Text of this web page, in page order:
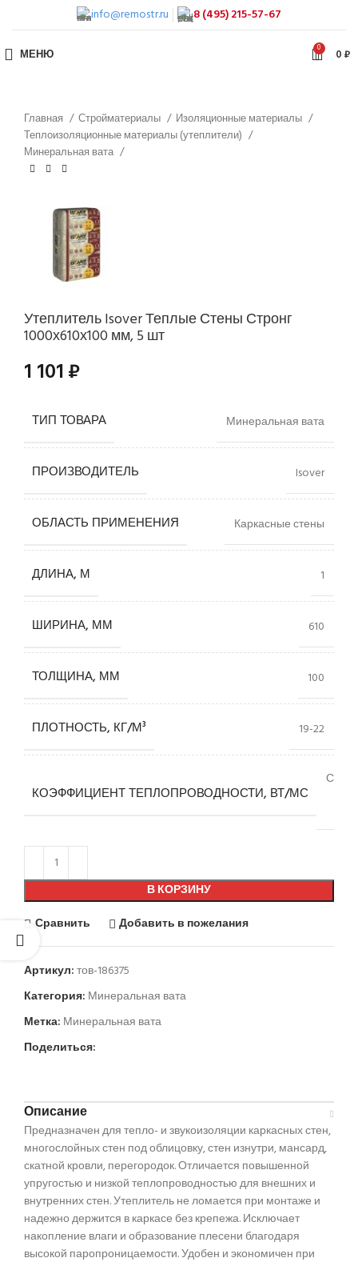
info@remostr.ru 8 (495) 215-57-67
МЕНЮ 0 0₽
Главная Стройматериалы
Изоляционные материалы
Теплоизоляционные материалы (утеплители)
Минеральная вата
Утеплитель Isover Теплые Стены Стронг
1000х610х100 мм, 5 шт
1 101₽
ТИП ТОВАРА Минеральная вата
ПРОИЗВОДИТЕЛЬ Isover
ОБЛАСТЬ ПРИМЕНЕНИЯ Каркасные стены
ДЛИНА, М 1
ШИРИНА, ММ 610
ТОЛЩИНА, ММ 100
ПЛОТНОСТЬ, КГ/М³ 19-22
КОЭФФИЦИЕНТ ТЕПЛОПРОВОДНОСТИ, ВТ/МС
В КОРЗИНУ
Сравнить
Добавить в пожелания
Артикул:тов-186375
Категория: Минеральная вата
Метка: Минеральная вата
Поделиться:
Описание
Предназначен для тепло- и звукоизоляции каркасных стен,
многослойных стен под облицовку, стен изнутри, мансард,
скатной кровли, перегородок. Отличается повышенной
упругостью и низкой теплопроводностью для внешних и
внутренних стен. Утеплитель не ломается при монтаже и
надежно держится в каркасе без крепежа. Исключает
накопление влаги и образование плесени благодаря
высокой паропроницаемости. Удобен и экономичен при